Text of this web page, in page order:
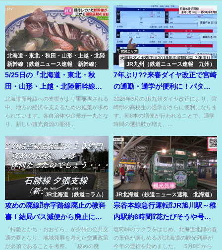
北海道・東北・秋田・山形・上越・北陸
新幹線（鉄道ニュース速報 新幹線）
5/25日の『北海道・東北・秋
田・山形・上越・北陸新幹線』
のニュース
北海道新幹線への支援がより重要視される
中、地方の経済を支えるための施策が求め
られています。各自治体や企業が一丸とな
り、新しい観光資源の開発...
JR九州（鉄道ニュース速報 九州）
7年ぶり??来春ダイヤ改正で宮崎
の通勤・通学が便利に！パター
ンダイヤも導入⁉
2026年3月のJR九州ダイヤ改正により、宮
崎県の高校生の通学がさらに便利になりま
す。朝8本の増便が行われることで、通学
時間の選択肢が増え、...
JR北海道（鉄道コラム）
攻めの廃線⁇赤字路線廃止の教科
書！結局バス減便から廃止にな
り、地域交通の崩壊か!?
「特急とかち・おおぞら」が夕張の公共交
通の要となり、地域発展を考えた交通政策
が必須であることを考察。 「攻めの廃
JR北海道（鉄道ニュース速報 北海道）
宗谷本線急行運転⁉JR旭川駅～稚
内駅約6時間⁉花たびそうや号運
行スタート！
塩狩峠のサクラをはじめ、北海道北部の春
の景色が楽しめるJR北海道の観光列車が
今年の運行を始めました。 5月9日から